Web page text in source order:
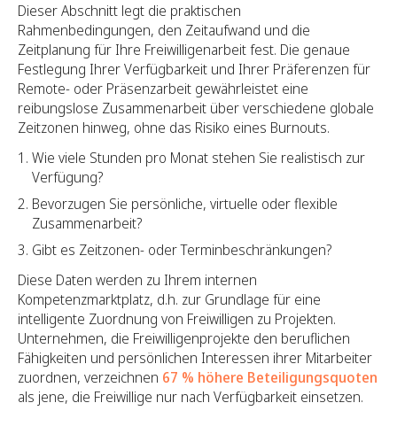
Dieser Abschnitt legt die praktischen
Rahmenbedingungen, den Zeitaufwand und die
Zeitplanung für Ihre Freiwilligenarbeit fest. Die genaue
Festlegung Ihrer Verfügbarkeit und Ihrer Präferenzen für
Remote- oder Präsenzarbeit gewährleistet eine
reibungslose Zusammenarbeit über verschiedene globale
Zeitzonen hinweg, ohne das Risiko eines Burnouts.
Wie viele Stunden pro Monat stehen Sie realistisch zur
Verfügung?
Bevorzugen Sie persönliche, virtuelle oder flexible
Zusammenarbeit?
Gibt es Zeitzonen- oder Terminbeschränkungen?
Diese Daten werden zu Ihrem internen
Kompetenzmarktplatz, d.h. zur Grundlage für eine
intelligente Zuordnung von Freiwilligen zu Projekten.
Unternehmen, die Freiwilligenprojekte den beruflichen
Fähigkeiten und persönlichen Interessen ihrer Mitarbeiter
zuordnen, verzeichnen 67 % höhere Beteiligungsquoten
als jene, die Freiwillige nur nach Verfügbarkeit einsetzen.